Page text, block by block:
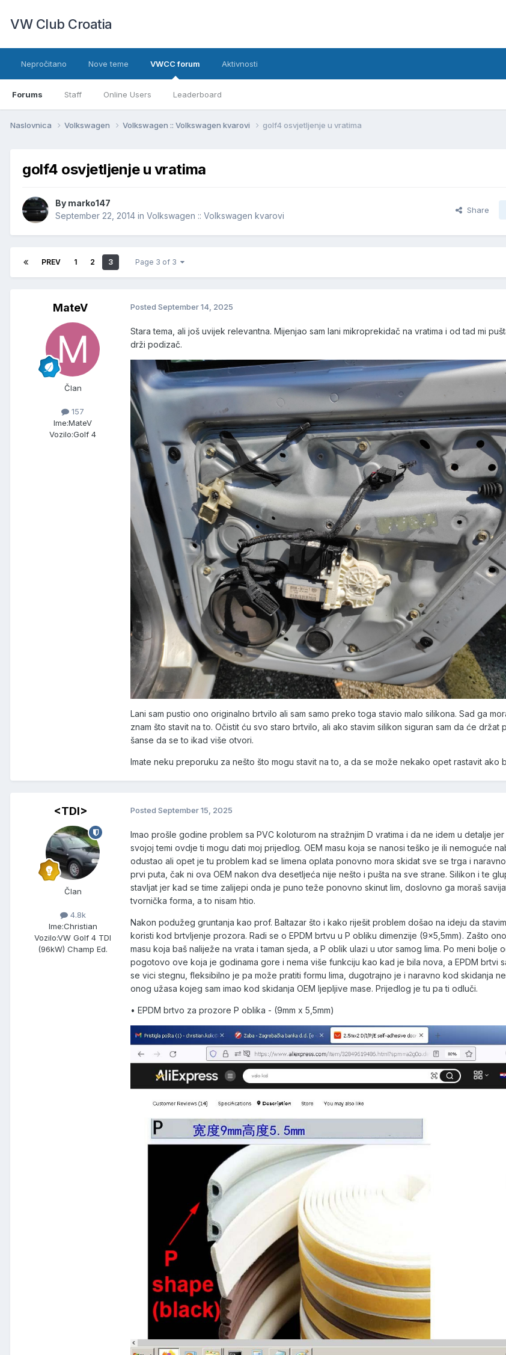
VW Club Croatia
Nepročitano Nove teme VWCC forum
Forums Staff Online Users Leaderboard
Aktivnosti
Naslovnica Volkswagen Volkswagen :: Volkswagen kvarovi golf4 osvjetljenje u vratima
golf4 osvjetljenje u vratima
By marko147
September 22, 2014 in Volkswagen :: Volkswagen kvarovi
Share
PREV 1 2 3 Page 3 of 3
MateV
Član
157
Ime:MateV
Vozilo:Golf 4
Posted September 14, 2025
Stara tema, ali još uvijek relevantna. Mijenjao sam lani mikroprekidač na vratima i od tad mi
drži podizač.
Lani sam pustio ono originalno brtvilo ali sam samo preko toga stavio malo silikona. Sad ga
znam što stavit na to. Očistit ću svo staro brtvilo, ali ako stavim silikon siguran sam da će držat
šanse da se to ikad više otvori.
Imate neku preporuku za nešto što mogu stavit na to, a da se može nekako opet rastavit ako
<TDI>
Član
4.8k
Ime:Christian
Vozilo:VW Golf 4 TDI
(96kW) Champ Ed.
Posted September 15, 2025
Imao prošle godine problem sa PVC koloturom na stražnjim D vratima i da ne idem u detalje
svojoj temi ovdje ti mogu dati moj prijedlog. OEM masu koja se nanosi teško je ili nemoguće
odustao ali opet je tu problem kad se limena oplata ponovno mora skidat sve se trga i
prvi puta, čak ni ova OEM nakon dva desetljeća nije nešto i pušta na sve strane. Silikon i te
stavljat jer kad se time zalijepi onda je puno teže ponovno skinut lim, doslovno ga moraš
tvornička forma, a to nisam htio.
Nakon podužeg gruntanja kao prof. Baltazar što i kako riješit problem došao na ideju da
koristi kod brtvljenje prozora. Radi se o EPDM brtvu u P obliku dimenzije (9x5,5mm). Zašto
masu koja baš naliježe na vrata i taman sjeda, a P oblik ulazi u utor samog lima. Po meni bolje
pogotovo ove koja je godinama gore i nema više funkciju kao kad je bila nova, a EPDM brtvi
se vici stegnu, fleksibilno je pa može pratiti formu lima, dugotrajno je i naravno kod skidanja
onog užasa kojeg sam imao kod skidanja OEM ljepljive mase. Prijedlog je tu pa ti odluči.
• EPDM brtvo za prozore P oblika - (9mm x 5,5mm)